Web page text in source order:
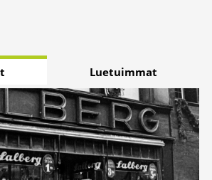
Luetuimmat